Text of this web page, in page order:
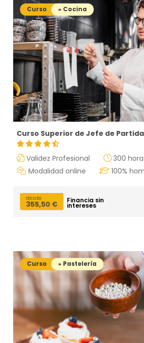
Curso » Cocina
Curso Superior de Jefe de Partida
Validez Profesional
300
Modalidad online
100%
desde
355,50 € Financia sin
intereses
Curso » Pastelería